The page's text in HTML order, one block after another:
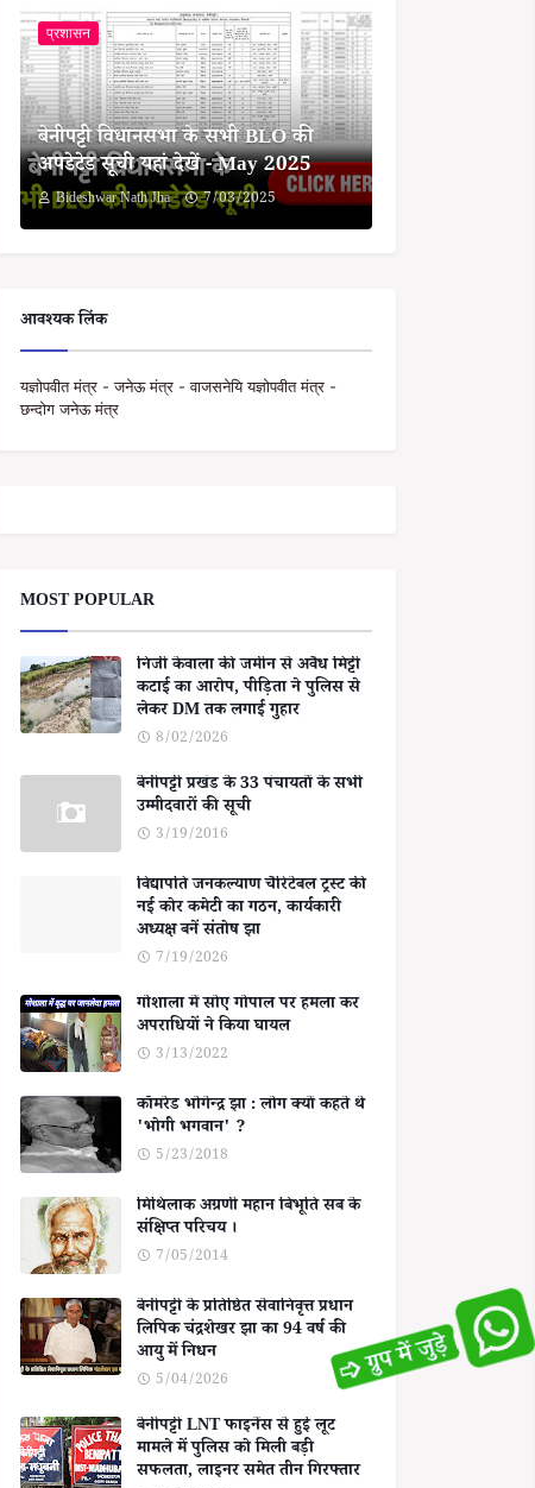
प्रशासन
बेनीपट्टी विधानसभा के सभी BLO की
अपडेटेड सूची यहां देखें - May 2025
Bideshwar Nath Jha 7/03/2025
आवश्यक लिंक
यज्ञोपवीत मंत्र - जनेऊ मंत्र - वाजसनेयि यज्ञोपवीत मंत्र -
छन्दोग जनेऊ मंत्र
MOST POPULAR
निजी केवाला की जमीन से अवैध मिट्टी
कटाई का आरोप, पीड़िता ने पुलिस से
लेकर DM तक लगाई गुहार
8/02/2026
बेनीपट्टी प्रखंड के 33 पंचायतों के सभी
उम्मीदवारों की सूची
3/19/2016
विद्यापति जनकल्याण चैरिटेबल ट्रस्ट की
नई कोर कमेटी का गठन, कार्यकारी
अध्यक्ष बनें संतोष झा
7/19/2026
गोशाला में सोए गोपाल पर हमला कर
अपराधियों ने किया घायल
3/13/2022
कॉमरेड भोगेन्द्र झा : लोग क्यों कहते थे
'भोगी भगवान' ?
5/23/2018
मिथिलाक अग्रणी महान बिभूति सब के
संक्षिप्त परिचय ।
7/05/2014
बेनीपट्टी के प्रतिष्ठित सेवानिवृत्त प्रधान
लिपिक चंद्रशेखर झा का 94 वर्ष की
आयु में निधन
5/04/2026
बेनीपट्टी LNT फाइनेंस से हुई लूट
मामले में पुलिस को मिली बड़ी
सफलता, लाइनर समेत तीन गिरफ्तार